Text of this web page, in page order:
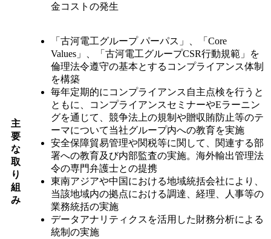
金コストの発生
主
要
な
取
り
組
み
「古河電工グループ パーパス」、「Core
Values」、「古河電工グループCSR行動規範」を
倫理法令遵守の基本とするコンプライアンス体制
を構築
毎年定期的にコンプライアンス自主点検を行うと
ともに、コンプライアンスセミナーやEラーニン
グを通じて、競争法上の規制や贈収賄防止等のテ
ーマについて当社グループ内への教育を実施
安全保障貿易管理や関税等に関して、関連する部
署への教育及び内部監査の実施。海外輸出管理法
令の専門弁護士との提携
東南アジアや中国における地域統括会社により、
当該地域内の拠点における調達、経理、人事等の
業務統括の実施
データアナリティクスを活用した財務分析による
統制の実施